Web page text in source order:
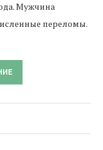
Мужчина
переломы.